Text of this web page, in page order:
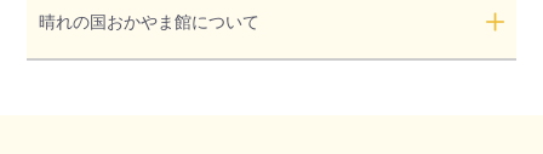
晴れの国おかやま館について